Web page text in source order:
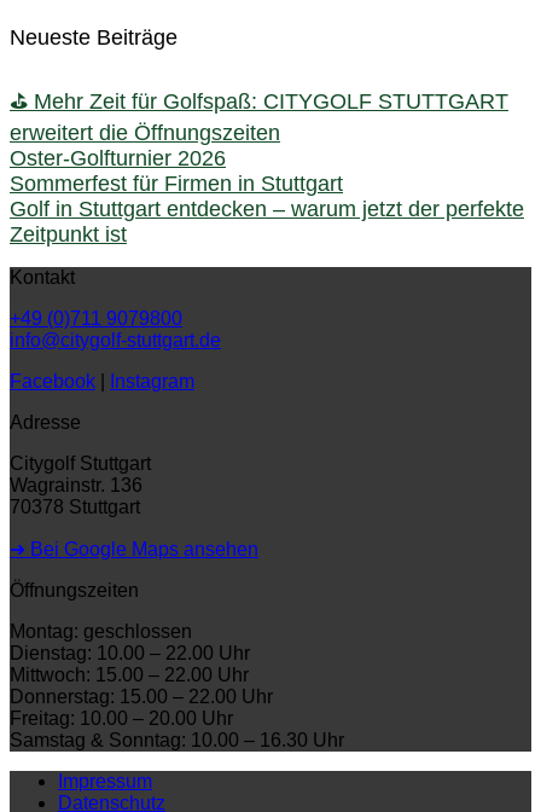
Neueste Beiträge
⛳ Mehr Zeit für Golfspaß: CITYGOLF STUTTGART
erweitert die Öffnungszeiten
Oster-Golfturnier 2026
Sommerfest für Firmen in Stuttgart
Golf in Stuttgart entdecken – warum jetzt der perfekte
Zeitpunkt ist
Kontakt
+49 (0)711 9079800
info@citygolf-stuttgart.de
Facebook
Instagram
Adresse
Citygolf Stuttgart
Wagrainstr. 136
70378 Stuttgart
➜ Bei Google Maps ansehen
Öffnungszeiten
Montag: geschlossen
Dienstag: 10.00 – 22.00 Uhr
Mittwoch: 15.00 – 22.00 Uhr
Donnerstag: 15.00 – 22.00 Uhr
Freitag: 10.00 – 20.00 Uhr
Samstag & Sonntag: 10.00 – 16.30 Uhr
Impressum
Datenschutz